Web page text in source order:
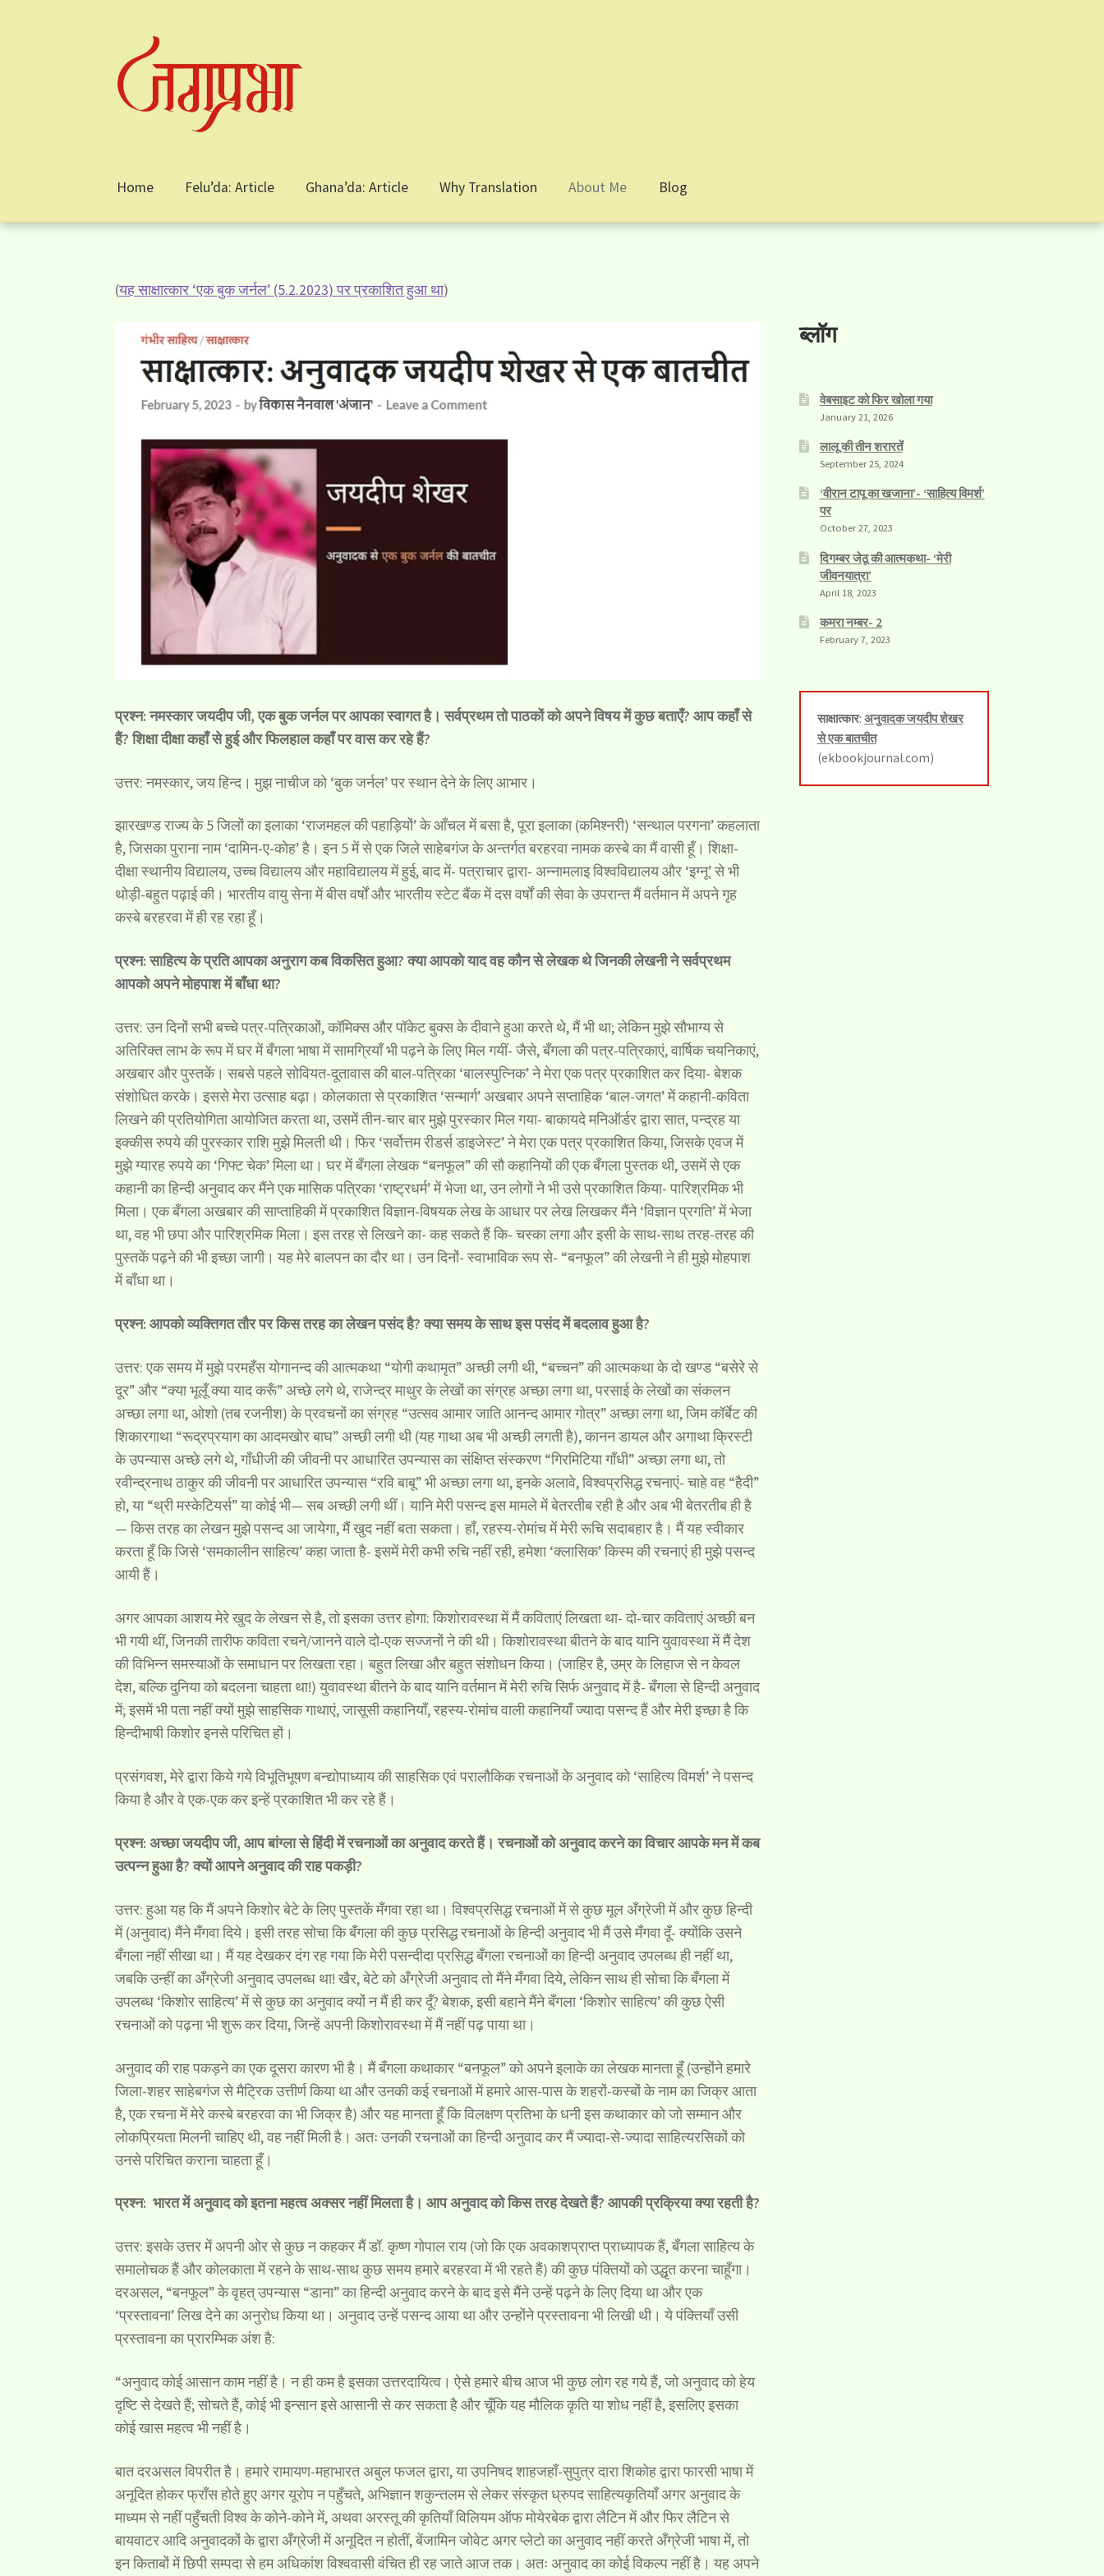
to
navigation
to
content
Home Felu’da: Article Ghana’da: Article Why Translation About Me Blog
(यह साक्षात्कार ‘एक बुक जर्नल’ (5.2.2023) पर प्रकाशित हुआ था)
प्रश्न: नमस्कार जयदीप जी, एक बुक जर्नल पर आपका स्वागत है। सर्वप्रथम तो पाठकों को अपने विषय में कुछ बताएँ? आप कहाँ से
हैं? शिक्षा दीक्षा कहाँ से हुई और फिलहाल कहाँ पर वास कर रहे हैं?
उत्तर: नमस्कार, जय हिन्द। मुझ नाचीज को ‘बुक जर्नल’ पर स्थान देने के लिए आभार।
झारखण्ड राज्य के 5 जिलों का इलाका ‘राजमहल की पहाड़ियों’ के आँचल में बसा है, पूरा इलाका (कमिश्नरी) ‘सन्थाल परगना’ कहलाता
है, जिसका पुराना नाम ‘दामिन-ए-कोह’ है। इन 5 में से एक जिले साहेबगंज के अन्तर्गत बरहरवा नामक कस्बे का मैं वासी हूँ। शिक्षा-
दीक्षा स्थानीय विद्यालय, उच्च विद्यालय और महाविद्यालय में हुई, बाद में- पत्राचार द्वारा- अन्नामलाइ विश्वविद्यालय और ‘इग्नू’ से भी
थोड़ी-बहुत पढ़ाई की। भारतीय वायु सेना में बीस वर्षों और भारतीय स्टेट बैंक में दस वर्षों की सेवा के उपरान्त मैं वर्तमान में अपने गृह
कस्बे बरहरवा में ही रह रहा हूँ।
प्रश्न: साहित्य के प्रति आपका अनुराग कब विकसित हुआ? क्या आपको याद वह कौन से लेखक थे जिनकी लेखनी ने सर्वप्रथम
आपको अपने मोहपाश में बाँधा था?
उत्तर: उन दिनों सभी बच्चे पत्र-पत्रिकाओं, कॉमिक्स और पॉकेट बुक्स के दीवाने हुआ करते थे, मैं भी था; लेकिन मुझे सौभाग्य से
अतिरिक्त लाभ के रूप में घर में बँगला भाषा में सामग्रियाँ भी पढ़ने के लिए मिल गयीं- जैसे, बँगला की पत्र-पत्रिकाएं, वार्षिक चयनिकाएं,
अखबार और पुस्तकें। सबसे पहले सोवियत-दूतावास की बाल-पत्रिका ‘बालस्पुत्निक’ ने मेरा एक पत्र प्रकाशित कर दिया- बेशक
संशोधित करके। इससे मेरा उत्साह बढ़ा। कोलकाता से प्रकाशित ‘सन्मार्ग’ अखबार अपने सप्ताहिक ‘बाल-जगत’ में कहानी-कविता
लिखने की प्रतियोगिता आयोजित करता था, उसमें तीन-चार बार मुझे पुरस्कार मिल गया- बाकायदे मनिऑर्डर द्वारा सात, पन्द्रह या
इक्कीस रुपये की पुरस्कार राशि मुझे मिलती थी। फिर ‘सर्वोत्तम रीडर्स डाइजेस्ट’ ने मेरा एक पत्र प्रकाशित किया, जिसके एवज में
मुझे ग्यारह रुपये का ‘गिफ्ट चेक’ मिला था। घर में बँगला लेखक “बनफूल” की सौ कहानियों की एक बँगला पुस्तक थी, उसमें से एक
कहानी का हिन्दी अनुवाद कर मैंने एक मासिक पत्रिका ‘राष्ट्रधर्म’ में भेजा था, उन लोगों ने भी उसे प्रकाशित किया- पारिश्रमिक भी
मिला। एक बँगला अखबार की साप्ताहिकी में प्रकाशित विज्ञान-विषयक लेख के आधार पर लेख लिखकर मैंने ‘विज्ञान प्रगति’ में भेजा
था, वह भी छपा और पारिश्रमिक मिला। इस तरह से लिखने का- कह सकते हैं कि- चस्का लगा और इसी के साथ-साथ तरह-तरह की
पुस्तकें पढ़ने की भी इच्छा जागी। यह मेरे बालपन का दौर था। उन दिनों- स्वाभाविक रूप से- “बनफूल” की लेखनी ने ही मुझे मोहपाश
में बाँधा था।
प्रश्न: आपको व्यक्तिगत तौर पर किस तरह का लेखन पसंद है? क्या समय के साथ इस पसंद में बदलाव हुआ है?
उत्तर: एक समय में मुझे परमहँस योगानन्द की आत्मकथा “योगी कथामृत” अच्छी लगी थी, “बच्चन” की आत्मकथा के दो खण्ड “बसेरे से
दूर” और “क्या भूलूँ क्या याद करूँ” अच्छे लगे थे, राजेन्द्र माथुर के लेखों का संग्रह अच्छा लगा था, परसाई के लेखों का संकलन
अच्छा लगा था, ओशो (तब रजनीश) के प्रवचनों का संग्रह “उत्सव आमार जाति आनन्द आमार गोत्र” अच्छा लगा था, जिम कॉर्बेट की
शिकारगाथा “रूद्रप्रयाग का आदमखोर बाघ” अच्छी लगी थी (यह गाथा अब भी अच्छी लगती है), कानन डायल और अगाथा क्रिस्टी
के उपन्यास अच्छे लगे थे, गाँधीजी की जीवनी पर आधारित उपन्यास का संक्षिप्त संस्करण “गिरमिटिया गाँधी” अच्छा लगा था, तो
रवीन्द्रनाथ ठाकुर की जीवनी पर आधारित उपन्यास “रवि बाबू” भी अच्छा लगा था, इनके अलावे, विश्वप्रसिद्ध रचनाएं- चाहे वह “हैदी”
हो, या “थ्री मस्केटियर्स” या कोई भी— सब अच्छी लगी थीं। यानि मेरी पसन्द इस मामले में बेतरतीब रही है और अब भी बेतरतीब ही है
— किस तरह का लेखन मुझे पसन्द आ जायेगा, मैं खुद नहीं बता सकता। हाँ, रहस्य-रोमांच में मेरी रूचि सदाबहार है। मैं यह स्वीकार
करता हूँ कि जिसे ‘समकालीन साहित्य’ कहा जाता है- इसमें मेरी कभी रुचि नहीं रही, हमेशा ‘क्लासिक’ किस्म की रचनाएं ही मुझे पसन्द
आयी हैं।
अगर आपका आशय मेरे खुद के लेखन से है, तो इसका उत्तर होगा: किशोरावस्था में मैं कविताएं लिखता था- दो-चार कविताएं अच्छी बन
भी गयी थीं, जिनकी तारीफ कविता रचने/जानने वाले दो-एक सज्जनों ने की थी। किशोरावस्था बीतने के बाद यानि युवावस्था में मैं देश
की विभिन्न समस्याओं के समाधान पर लिखता रहा। बहुत लिखा और बहुत संशोधन किया। (जाहिर है, उम्र के लिहाज से न केवल
देश, बल्कि दुनिया को बदलना चाहता था!) युवावस्था बीतने के बाद यानि वर्तमान में मेरी रुचि सिर्फ अनुवाद में है- बँगला से हिन्दी अनुवाद
में; इसमें भी पता नहीं क्यों मुझे साहसिक गाथाएं, जासूसी कहानियाँ, रहस्य-रोमांच वाली कहानियाँ ज्यादा पसन्द हैं और मेरी इच्छा है कि
हिन्दीभाषी किशोर इनसे परिचित हों।
प्रसंगवश, मेरे द्वारा किये गये विभूतिभूषण बन्द्योपाध्याय की साहसिक एवं परालौकिक रचनाओं के अनुवाद को ‘साहित्य विमर्श’ ने पसन्द
किया है और वे एक-एक कर इन्हें प्रकाशित भी कर रहे हैं।
प्रश्न: अच्छा जयदीप जी, आप बांग्ला से हिंदी में रचनाओं का अनुवाद करते हैं। रचनाओं को अनुवाद करने का विचार आपके मन में कब
उत्पन्न हुआ है? क्यों आपने अनुवाद की राह पकड़ी?
उत्तर: हुआ यह कि मैं अपने किशोर बेटे के लिए पुस्तकें मँगवा रहा था। विश्वप्रसिद्ध रचनाओं में से कुछ मूल अँग्रेजी में और कुछ हिन्दी
में (अनुवाद) मैंने मँगवा दिये। इसी तरह सोचा कि बँगला की कुछ प्रसिद्ध रचनाओं के हिन्दी अनुवाद भी मैं उसे मँगवा दूँ- क्योंकि उसने
बँगला नहीं सीखा था। मैं यह देखकर दंग रह गया कि मेरी पसन्दीदा प्रसिद्ध बँगला रचनाओं का हिन्दी अनुवाद उपलब्ध ही नहीं था,
जबकि उन्हीं का अँग्रेजी अनुवाद उपलब्ध था! खैर, बेटे को अँग्रेजी अनुवाद तो मैंने मँगवा दिये, लेकिन साथ ही सोचा कि बँगला में
उपलब्ध ‘किशोर साहित्य’ में से कुछ का अनुवाद क्यों न मैं ही कर दूँ? बेशक, इसी बहाने मैंने बँगला ‘किशोर साहित्य’ की कुछ ऐसी
रचनाओं को पढ़ना भी शुरू कर दिया, जिन्हें अपनी किशोरावस्था में मैं नहीं पढ़ पाया था।
अनुवाद की राह पकड़ने का एक दूसरा कारण भी है। मैं बँगला कथाकार “बनफूल” को अपने इलाके का लेखक मानता हूँ (उन्होंने हमारे
जिला-शहर साहेबगंज से मैट्रिक उत्तीर्ण किया था और उनकी कई रचनाओं में हमारे आस-पास के शहरों-कस्बों के नाम का जिक्र आता
है, एक रचना में मेरे कस्बे बरहरवा का भी जिक्र है) और यह मानता हूँ कि विलक्षण प्रतिभा के धनी इस कथाकार को जो सम्मान और
लोकप्रियता मिलनी चाहिए थी, वह नहीं मिली है। अतः उनकी रचनाओं का हिन्दी अनुवाद कर मैं ज्यादा-से-ज्यादा साहित्यरसिकों को
उनसे परिचित कराना चाहता हूँ।
प्रश्न: भारत में अनुवाद को इतना महत्व अक्सर नहीं मिलता है। आप अनुवाद को किस तरह देखते हैं? आपकी प्रक्रिया क्या रहती है?
उत्तर: इसके उत्तर में अपनी ओर से कुछ न कहकर मैं डॉ. कृष्ण गोपाल राय (जो कि एक अवकाशप्राप्त प्राध्यापक हैं, बँगला साहित्य के
समालोचक हैं और कोलकाता में रहने के साथ-साथ कुछ समय हमारे बरहरवा में भी रहते हैं) की कुछ पंक्तियों को उद्धृत करना चाहूँगा।
दरअसल, “बनफूल” के वृहत् उपन्यास “डाना” का हिन्दी अनुवाद करने के बाद इसे मैंने उन्हें पढ़ने के लिए दिया था और एक
‘प्रस्तावना’ लिख देने का अनुरोध किया था। अनुवाद उन्हें पसन्द आया था और उन्होंने प्रस्तावना भी लिखी थी। ये पंक्तियाँ उसी
प्रस्तावना का प्रारम्भिक अंश है:
“अनुवाद कोई आसान काम नहीं है। न ही कम है इसका उत्तरदायित्व। ऐसे हमारे बीच आज भी कुछ लोग रह गये हैं, जो अनुवाद को हेय
दृष्टि से देखते हैं; सोचते हैं, कोई भी इन्सान इसे आसानी से कर सकता है और चूँकि यह मौलिक कृति या शोध नहीं है, इसलिए इसका
कोई खास महत्व भी नहीं है।
बात दरअसल विपरीत है। हमारे रामायण-महाभारत अबुल फजल द्वारा, या उपनिषद शाहजहाँ-सुपुत्र दारा शिकोह द्वारा फारसी भाषा में
अनूदित होकर फ्राँस होते हुए अगर यूरोप न पहुँचते, अभिज्ञान शकुन्तलम से लेकर संस्कृत ध्रुपद साहित्यकृतियाँ अगर अनुवाद के
माध्यम से नहीं पहुँचती विश्व के कोने-कोने में, अथवा अरस्तू की कृतियाँ विलियम ऑफ मोयेरबेक द्वारा लैटिन में और फिर लैटिन से
बायवाटर आदि अनुवादकों के द्वारा अँग्रेजी में अनूदित न होतीं, बेंजामिन जोवेट अगर प्लेटो का अनुवाद नहीं करते अँग्रेजी भाषा में, तो
इन किताबों में छिपी सम्पदा से हम अधिकांश विश्ववासी वंचित ही रह जाते आज तक। अतः अनुवाद का कोई विकल्प नहीं है। यह अपने
ब्लॉग
वेबसाइट को फिर खोला गया
January 21, 2026
लालू की तीन शरारतें
September 25, 2024
‘वीरान टापू का खजाना’- ‘साहित्य विमर्श’
पर
October 27, 2023
दिगम्बर जेठू की आत्मकथा- ‘मेरी
जीवनयात्रा’
April 18, 2023
कमरा नम्बर- 2
February 7, 2023
साक्षात्कार: अनुवादक जयदीप शेखर
से एक बातचीत
(ekbookjournal.com)